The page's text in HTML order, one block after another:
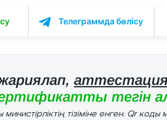
Телеграммда бөлісу
тегін
тізіміне енген. Qr коды